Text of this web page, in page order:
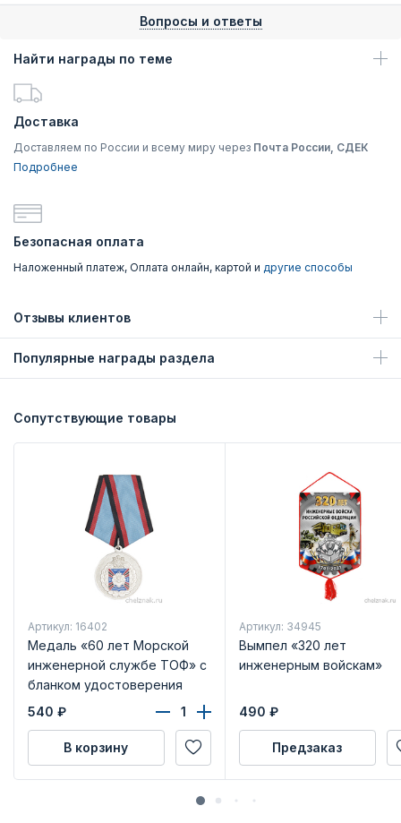
Вопросы и ответы
Найти награды по теме
Доставка
Доставляем по России и всему миру через Почта России, СДЕК
Подробнее
Безопасная оплата
Наложенный платеж, Оплата онлайн, картой и другие способы
Отзывы клиентов
Популярные награды раздела
Сопутствующие товары
Артикул: 16402
Медаль «60 лет Морской
инженерной службе ТОФ» с
бланком удостоверения
540 ₽
В корзину
Артикул: 34945
Вымпел «320 лет
инженерным войскам»
490 ₽
Предзаказ